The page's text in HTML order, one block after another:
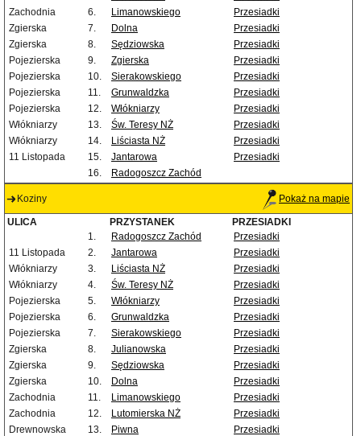
Zachodnia
6. Limanowskiego
Przesiadki
Zgierska
7. Dolna
Przesiadki
Zgierska
8. Sędziowska
Przesiadki
Pojezierska
9. Zgierska
Przesiadki
Pojezierska
10. Sierakowskiego
Przesiadki
Pojezierska
11. Grunwaldzka
Przesiadki
Pojezierska
12. Włókniarzy
Przesiadki
Włókniarzy
13. Św. Teresy NŻ
Przesiadki
Włókniarzy
14. Liściasta NŻ
Przesiadki
11 Listopada
15. Jantarowa
Przesiadki
16.
Radogoszcz Zachód
Koziny Pokaż na mapie
ULICA PRZYSTANEK
PRZESIADKI
1.
Radogoszcz Zachód
Przesiadki
11 Listopada
2. Jantarowa
Przesiadki
Włókniarzy
3. Liściasta NŻ
Przesiadki
Włókniarzy
4. Św. Teresy NŻ
Przesiadki
Pojezierska
5. Włókniarzy
Przesiadki
Pojezierska
6. Grunwaldzka
Przesiadki
Pojezierska
7. Sierakowskiego
Przesiadki
Zgierska
8. Julianowska
Przesiadki
Zgierska
9. Sędziowska
Przesiadki
Zgierska
10. Dolna
Przesiadki
Zachodnia
11. Limanowskiego
Przesiadki
Zachodnia
12. Lutomierska NŻ
Przesiadki
Drewnowska
13. Piwna Przesiadki